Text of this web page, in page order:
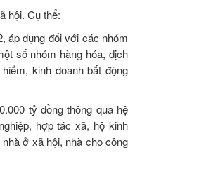
hội. Cụ thể:
áp dụng đối với các nhóm
số nhóm hàng hóa, dịch
kinh doanh bất động
tỷ đồng thông qua hệ
hợp tác xã, hộ kinh
ở xã hội, nhà cho công